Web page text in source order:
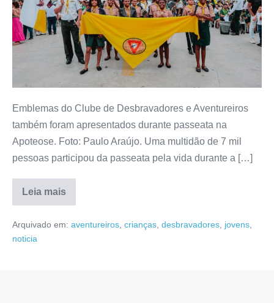
Emblemas do Clube de Desbravadores e Aventureiros
também foram apresentados durante passeata na
Apoteose. Foto: Paulo Araújo. Uma multidão de 7 mil
pessoas participou da passeata pela vida durante a […]
Leia mais
Arquivado em: aventureiros crianças desbravadores jovens
noticia